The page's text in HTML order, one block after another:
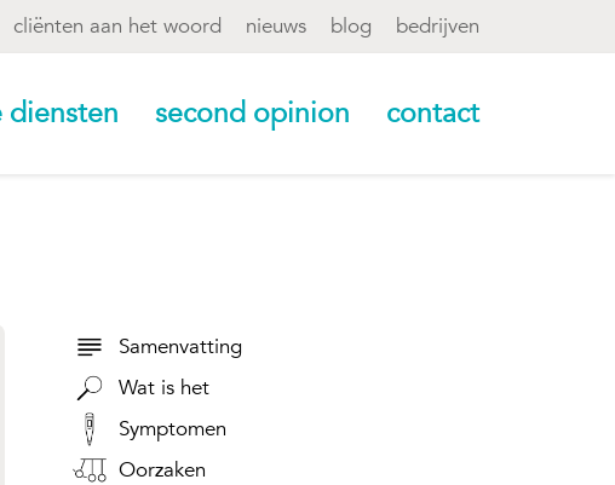
cliënten aan het woord nieuws blog bedrijven
diensten second opinion contact
Samenvatting
Wat is het
Symptomen
Oorzaken